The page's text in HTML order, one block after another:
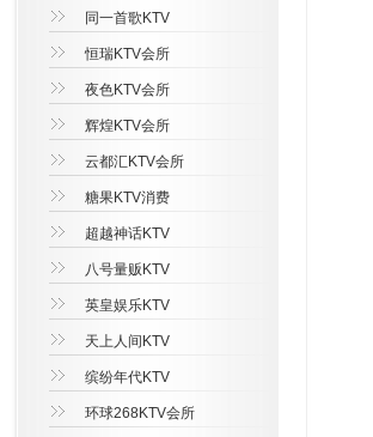
同一首歌KTV
恒瑞KTV会所
夜色KTV会所
辉煌KTV会所
云都汇KTV会所
糖果KTV消费
超越神话KTV
八号量贩KTV
英皇娱乐KTV
天上人间KTV
缤纷年代KTV
环球268KTV会所